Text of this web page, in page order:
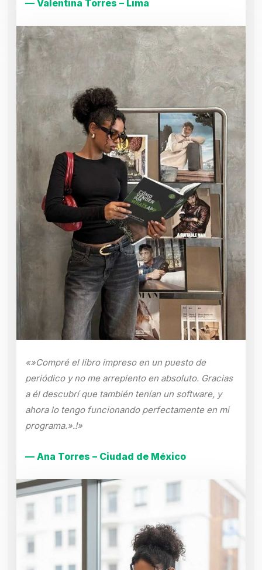
— Valentina Torres – Lima
«»Compré el libro impreso en un puesto de
periódico y no me arrepiento en absoluto. Gracias
a él descubrí que también tenían un software, y
ahora lo tengo funcionando perfectamente en mi
programa.».!»
— Ana Torres – Ciudad de México